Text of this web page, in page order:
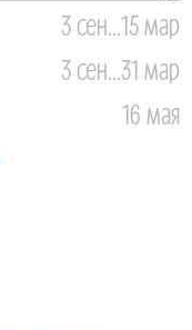
3 сен...15 мар
3 сен...31 мар
16 мая